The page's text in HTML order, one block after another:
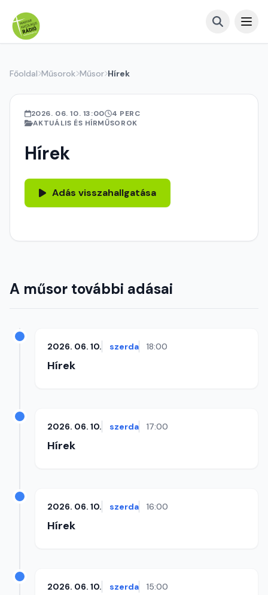
Főoldal Műsorok Műsor Hírek
2026. 06. 10. 13:00
4 PERC
AKTUÁLIS ÉS HÍRMŰSOROK
Hírek
Adás visszahallgatása
A műsor további adásai
2026. 06. 10. szerda 18:00
Hírek
2026. 06. 10. szerda 17:00
Hírek
2026. 06. 10. szerda 16:00
Hírek
2026. 06. 10. szerda 15:00